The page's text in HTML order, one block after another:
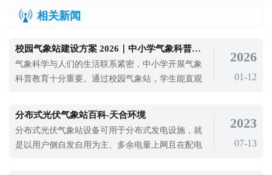
相关新闻
校园气象站建设方案 2026｜中小学气象科普教育设备推荐
气象科学与人们的生活联系紧密，中小学开展气象
科普教育十分重要。通过校园气象站，学生能直观
合适的气象科普教育设备是关键，云境天合 TH-
XQ2 校园气象站就是不错的选择。
2026
01-12
分布式光伏气象站百科-天合环境
分布式光伏气象站设备可用于分布式发电设施，就
是以用户侧自发自用为主、多余电量上网且在配电
2023
07-13